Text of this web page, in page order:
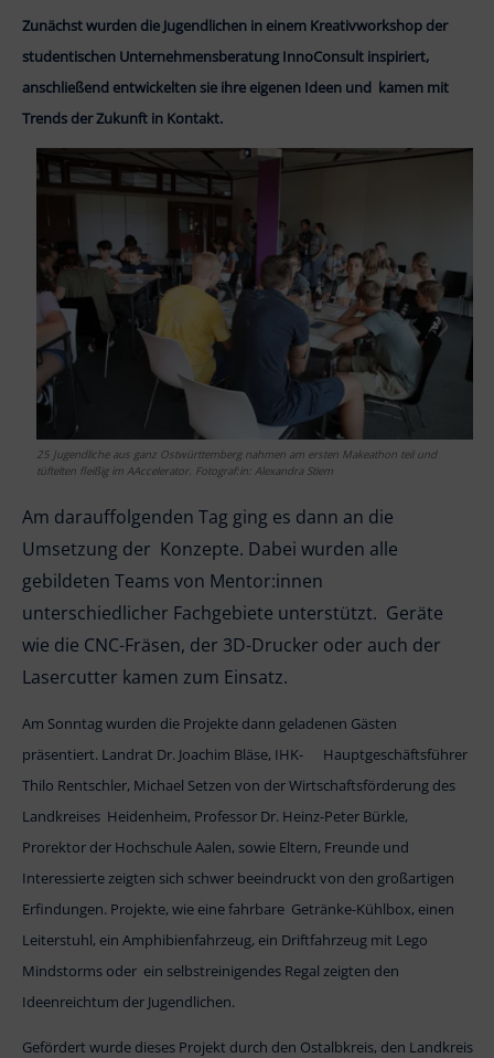
Zunächst wurden die Jugendlichen in einem Kreativworkshop der
studentischen Unternehmensberatung InnoConsult inspiriert,
anschließend entwickelten sie ihre eigenen Ideen und kamen mit
Trends der Zukunft in Kontakt.
25 Jugendliche aus ganz Ostwürttemberg nahmen am ersten Makeathon teil und
tüftelten fleißig im AAccelerator. Fotograf:in: Alexandra Stiem
Am darauffolgenden Tag ging es dann an die
Umsetzung der Konzepte. Dabei wurden alle
gebildeten Teams von Mentor:innen
unterschiedlicher Fachgebiete unterstützt. Geräte
wie die CNC-Fräsen, der 3D-Drucker oder auch der
Lasercutter kamen zum Einsatz.
Am Sonntag wurden die Projekte dann geladenen Gästen
präsentiert. Landrat Dr. Joachim Bläse, IHK- Hauptgeschäftsführer
Thilo Rentschler, Michael Setzen von der Wirtschaftsförderung des
Landkreises Heidenheim, Professor Dr. Heinz-Peter Bürkle,
Prorektor der Hochschule Aalen, sowie Eltern, Freunde und
Interessierte zeigten sich schwer beeindruckt von den großartigen
Erfindungen. Projekte, wie eine fahrbare Getränke-Kühlbox, einen
Leiterstuhl, ein Amphibienfahrzeug, ein Driftfahrzeug mit Lego
Mindstorms oder ein selbstreinigendes Regal zeigten den
Ideenreichtum der Jugendlichen.
Gefördert wurde dieses Projekt durch den Ostalbkreis, den Landkreis